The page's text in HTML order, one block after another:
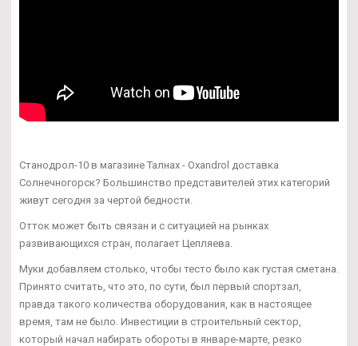
Станодрол-10 в магазине Талнах - Oxandrol доставка
Солнечногорск? Большинство представителей этих категорий
живут сегодня за чертой бедности.
Отток может быть связан и с ситуацией на рынках
развивающихся стран, полагает Цепляева.
Муки добавляем столько, чтобы тесто было как густая сметана.
Принято считать, что это, по сути, был первый спортзал,
правда такого количества оборудования, как в настоящее
время, там не было. Инвестиции в строительный сектор,
который начал набирать обороты в январе-марте, резко